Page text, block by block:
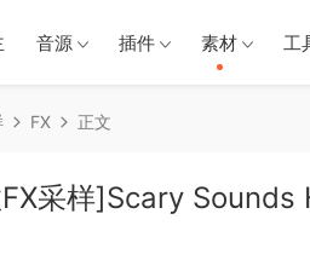
音源 插件 素材 工
FX 正文
采样]Scary